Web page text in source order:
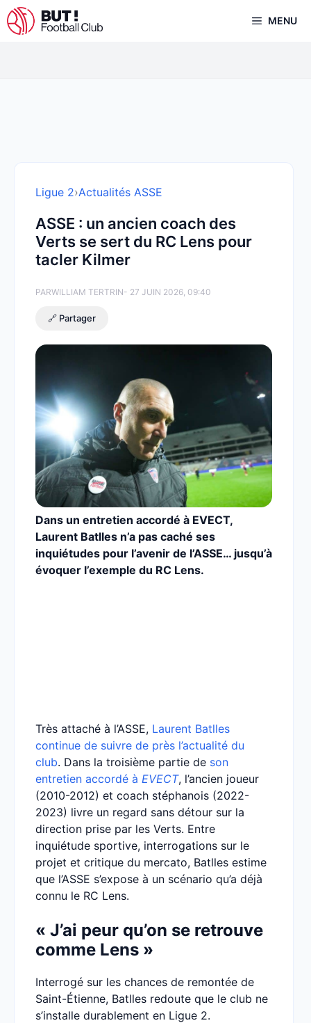
Aller
au
MENU
Ligue 2›Actualités ASSE
ASSE : un ancien coach des
Verts se sert du RC Lens pour
tacler Kilmer
PARWILLIAM TERTRIN- 27 JUIN 2026, 09:40
🔗 Partager
Dans un entretien accordé à EVECT,
Laurent Batlles n’a pas caché ses
inquiétudes pour l’avenir de l’ASSE… jusqu’à
évoquer l’exemple du RC Lens.
Très attaché à l’ASSE, Laurent Batlles
continue de suivre de près l’actualité du
club. Dans la troisième partie de son
entretien accordé à EVECT, l’ancien joueur
(2010-2012) et coach stéphanois (2022-
2023) livre un regard sans détour sur la
direction prise par les Verts. Entre
inquiétude sportive, interrogations sur le
projet et critique du mercato, Batlles estime
que l’ASSE s’expose à un scénario qu’a déjà
connu le RC Lens.
« J’ai peur qu’on se retrouve
comme Lens »
Interrogé sur les chances de remontée de
Saint-Étienne, Batlles redoute que le club ne
s’installe durablement en Ligue 2.